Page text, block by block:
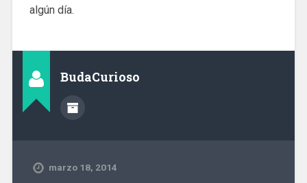
algún día.
BudaCurioso
marzo 18, 2014